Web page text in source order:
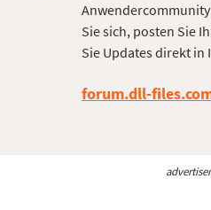
Sie sich, posten Sie
Sie Updates direkt in
forum.dll-